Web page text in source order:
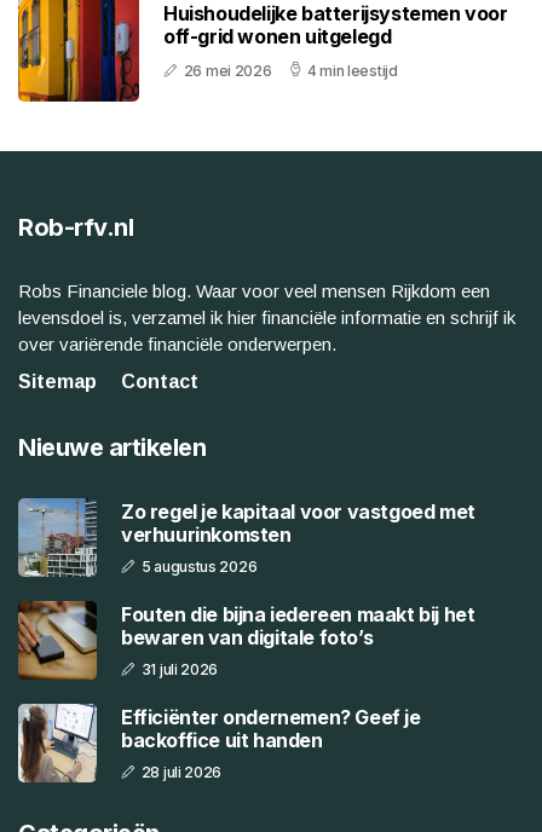
Huishoudelijke batterijsystemen voor
off-grid wonen uitgelegd
26 mei 2026 4 min leestijd
Rob-rfv.nl
Robs Financiele blog. Waar voor veel mensen Rijkdom een
levensdoel is, verzamel ik hier financiële informatie en schrijf ik
over variërende financiële onderwerpen.
Sitemap
Contact
Nieuwe artikelen
Zo regel je kapitaal voor vastgoed met
verhuurinkomsten
5 augustus 2026
Fouten die bijna iedereen maakt bij het
bewaren van digitale foto’s
31 juli 2026
Efficiënter ondernemen? Geef je
backoffice uit handen
28 juli 2026